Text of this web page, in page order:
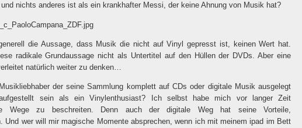
nichts anderes ist als ein krankhafter Messi, der keine Ahnung von Musik hat?
die Aussage, dass Musik die nicht auf Vinyl gepresst ist, keinen Wert hat.
radikale Grundaussage nicht als Untertitel auf den Hüllen der DVDs. Aber eine
natürlich weiter zu denken…
der seine Sammlung komplett auf CDs oder digitale Musik ausgelegt
sein als ein Vinylenthusiast? Ich selbst habe mich vor langer Zeit
Wege zu beschreiten. Denn auch der digitale Weg hat seine Vorteile,
Und wer will mir magische Momente absprechen, wenn ich mit meinem ipad im Bett